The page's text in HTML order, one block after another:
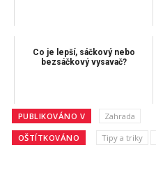
Co je lepší, sáčkový nebo
bezsáčkový vysavač?
PUBLIKOVÁNO V Zahrada
OŠTÍTKOVÁNO Tipy a triky